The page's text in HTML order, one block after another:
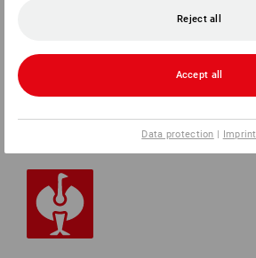
INFORMATION
Reject all
Accept all
Data protection | Imprint